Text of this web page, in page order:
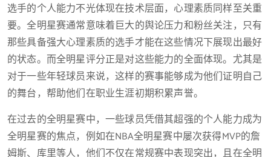
选手的个人能力不光体现在技术层面，心理素质同样至关重
要。全明星赛通常意味着巨大的舆论压力和粉丝关注，只有
那些具备强大心理素质的选手才能在这些情况下展现出最好
的状态。而全明星评分正是对这些能力的全面体现。尤其是
对于一些年轻球员来说，这样的赛事能够成为他们证明自己
的舞台，帮助他们在职业生涯初期积累声誉。
在过去的全明星赛中，一些球员凭借其超强的个人能力成为
全明星赛的焦点，例如在NBA全明星赛中屡次获得MVP的詹
姆斯、库里等人，他们不仅在常规赛中表现突出，且在全明